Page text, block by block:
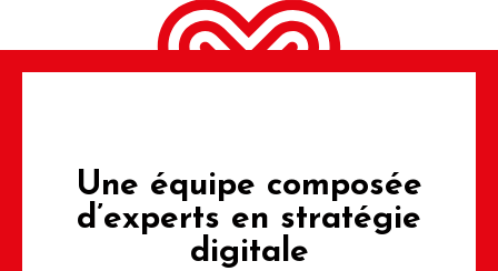
Une équipe composée
d’experts en stratégie
digitale